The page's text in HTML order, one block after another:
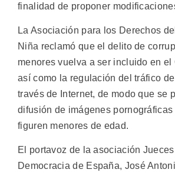
finalidad de proponer
La Asociación para los Derechos
Niña reclamó que el delito de
menores vuelva a ser incluido en el
así como la regulación del tráfico
través de Internet, de modo que se
difusión de imágenes
figuren menores de edad.
El portavoz de la asociación
Democracia de España, José